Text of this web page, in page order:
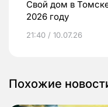
Свой дом в
2026 году
21:40 / 10.07.26
Похожие